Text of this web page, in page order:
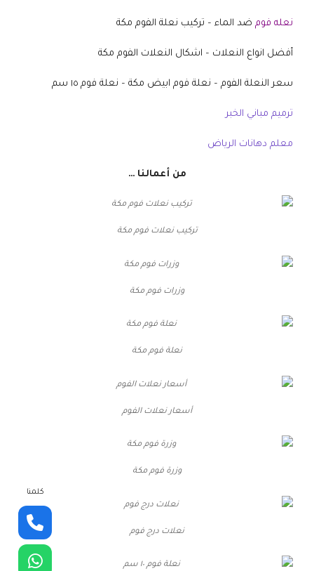
نعله فوم ضد الماء – تركيب نعلة الفوم مكة
أفضل انواع النعلات – اشكال النعلات الفوم مكة
سعر النعلة الفوم – نعلة فوم ابيض مكة – نعلة فوم ١٥ سم
ترميم مباني الخبر
معلم دهانات الرياض
من أعمالنا …
تركيب نعلات فوم مكة
وزرات فوم مكة
نعلة فوم مكة
أسعار نعلات الفوم
وزرة فوم مكة
نعلات درج فوم
كلمنا